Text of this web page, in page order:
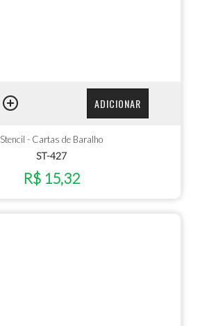
ADICIONAR
Stencil - Cartas de Baralho
ST-427
R$ 15,32